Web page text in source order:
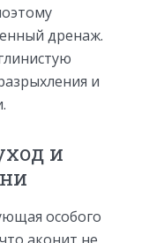
дренаж.
и
и
особого